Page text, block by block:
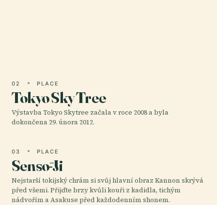
02 PLACE
Tokyo Sky Tree
Výstavba Tokyo Skytree začala v roce 2008 a byla
dokončena 29. února 2012.
03 PLACE
Sensō-Ji
Nejstarší tokijský chrám si svůj hlavní obraz Kannon skrývá
před všemi. Přijďte brzy kvůli kouři z kadidla, tichým
nádvořím a Asakuse před každodenním shonem.